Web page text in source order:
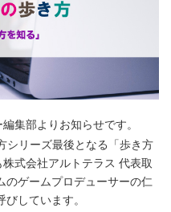
集部よりお知らせです。
シリーズ最後となる「歩き方
式会社アルトテラス 代表取
のゲームプロデューサーの仁
しています。